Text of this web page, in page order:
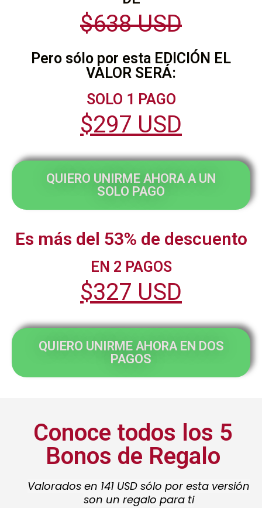
$638 USD
Pero sólo por esta EDICIÓN EL
VALOR SERÁ:
SOLO 1 PAGO
$297 USD
QUIERO UNIRME AHORA A UN
SOLO PAGO
Es más del 53% de descuento
EN 2 PAGOS
$327 USD
QUIERO UNIRME AHORA EN DOS
PAGOS
Conoce todos los 5
Bonos de Regalo
Valorados en 141 USD sólo por esta versión
son un regalo para ti